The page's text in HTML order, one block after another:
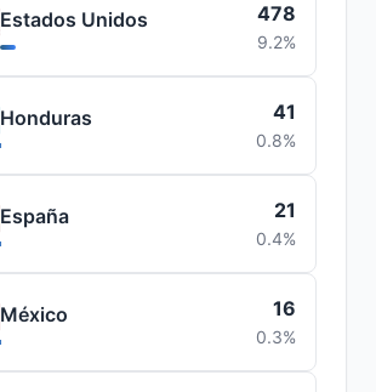
Estados Unidos 478
9.2%
Honduras 41
0.8%
España 21
0.4%
México 16
0.3%